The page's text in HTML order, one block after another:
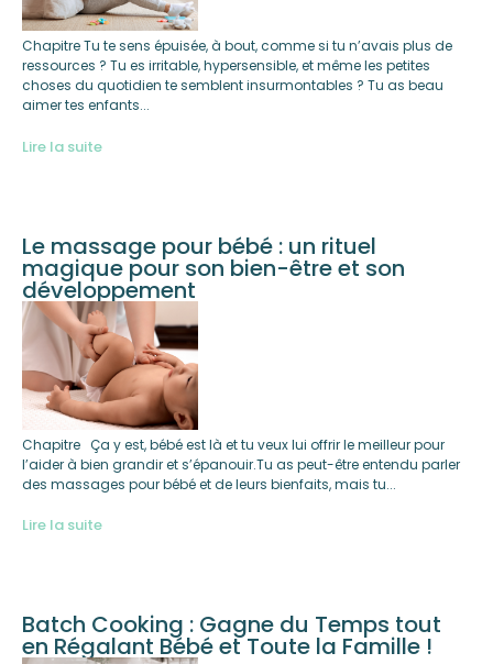
Chapitre Tu te sens épuisée, à bout, comme si tu n’avais plus de
ressources ? Tu es irritable, hypersensible, et même les petites
choses du quotidien te semblent insurmontables ? Tu as beau
aimer tes enfants...
Lire la suite
Le massage pour bébé : un rituel
magique pour son bien-être et son
développement
Chapitre Ça y est, bébé est là et tu veux lui offrir le meilleur pour
l’aider à bien grandir et s’épanouir.Tu as peut-être entendu parler
des massages pour bébé et de leurs bienfaits, mais tu...
Lire la suite
Batch Cooking : Gagne du Temps tout
en Régalant Bébé et Toute la Famille !